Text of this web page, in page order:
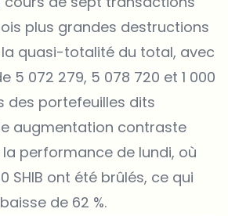
plus grandes destructions
quasi-totalité du total, avec
5 072 279, 5 078 720 et 1 000
des portefeuilles dits
augmentation contraste
performance de lundi, où
SHIB ont été brûlés, ce qui
de 62 %.